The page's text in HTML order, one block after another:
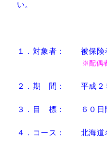
い。
１．対象者： 被保険
※配偶
２．期 間： 平成
３．目 標： ６０日
４．コース： 北海